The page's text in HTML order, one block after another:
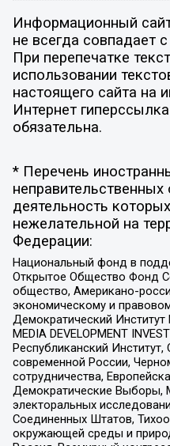
Информационный
не всегда совпадает
При перепечатке
использовании
настоящего сайта на
Интернет
обязательна.
* Перечень
неправительственных
деятельность
нежелательной на
Федерации:
Национальный фонд в
Открытое Общество Фонд
общество, Американо-
экономическому и
Демократический
MEDIA DEVELOPMENT
Республиканский
современной России,
сотрудничества,
Демократические Выборы,
электоральных
Соединенных Штатов,
окружающей среды и